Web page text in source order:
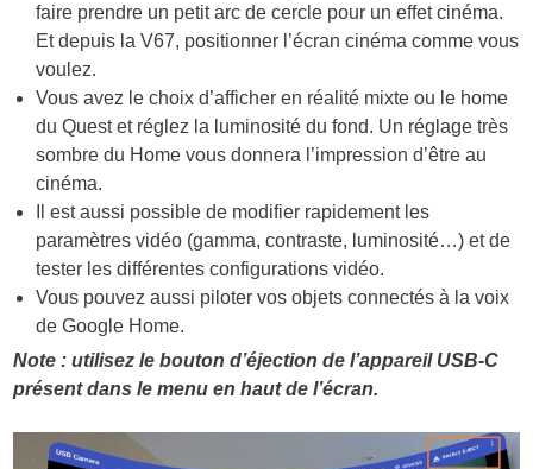
faire prendre un petit arc de cercle pour un effet cinéma.
Et depuis la V67, positionner l’écran cinéma comme vous
voulez.
Vous avez le choix d’afficher en réalité mixte ou le home
du Quest et réglez la luminosité du fond. Un réglage très
sombre du Home vous donnera l’impression d’être au
cinéma.
Il est aussi possible de modifier rapidement les
paramètres vidéo (gamma, contraste, luminosité…) et de
tester les différentes configurations vidéo.
Vous pouvez aussi piloter vos objets connectés à la voix
de Google Home.
Note : utilisez le bouton d’éjection de l’appareil USB-C
présent dans le menu en haut de l’écran.